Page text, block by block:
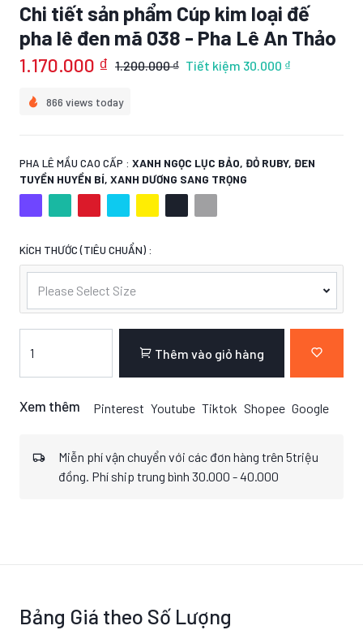
Chi tiết sản phẩm Cúp kim loại đế
pha lê đen mã 038 - Pha Lê An Thảo
1.170.000 ₫ 1.200.000 ₫ Tiết kiệm 30.000 ₫
866 views today
PHA LÊ MẦU CAO CẤP : XANH NGỌC LỤC BẢO, ĐỎ RUBY, ĐEN
TUYỀN HUYỀN BÍ, XANH DƯƠNG SANG TRỌNG
KÍCH THƯỚC (TIÊU CHUẨN) :
Please Select Size
Thêm vào giỏ hàng
Xem thêm Pinterest Youtube Tiktok Shopee Google
Miễn phí vận chuyển với các đơn hàng trên 5triệu
đồng. Phí ship trung bình 30.000 - 40.000
Bảng Giá theo Số Lượng